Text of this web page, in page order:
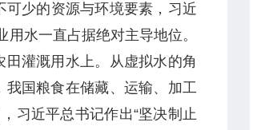
少的资源与环境要素，习近
水一直占据绝对主导地位。
灌溉用水上。从虚拟水的角
国粮食在储藏、运输、加工
习近平总书记作出“坚决制止